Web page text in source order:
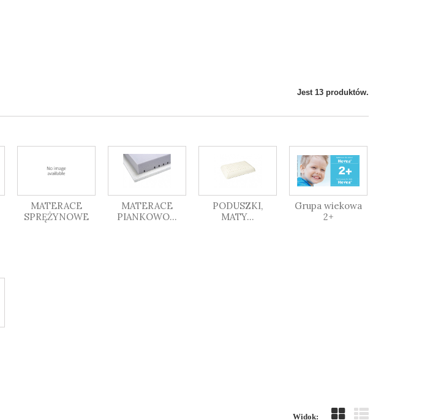
Jest 13 produktów.
MATERACE
SPRĘŻYNOWE
MATERACE
PIANKOWO...
PODUSZKI,
MATY...
Grupa wiekowa
2+
Widok: